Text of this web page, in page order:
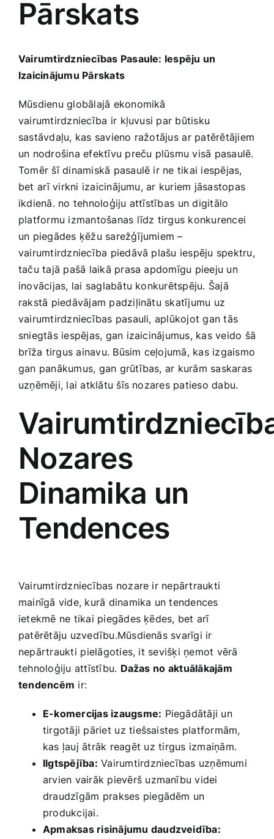
Medicīnas preces
Pakalpojumi
Pārtikas preces
Preces birojam
Preces pieaugušajiem
Rotaļlietas, bērnu preces
Smaržas, kosmētika
Sports, tūrisms un atpūta
TV un Sadzīves tehnika
Zoo preces
Pārskats
Vairumtirdzniecības Pasaule: Iespēju un
Izaicinājumu Pārskats
Mūsdienu globālajā ekonomikā
vairumtirdzniecība ⁣ir ‍kļuvusi par​ būtisku
sastāvdaļu, kas savieno ražotājus ⁤ar patērētājiem
un nodrošina efektīvu preču plūsmu visā pasaulē.
Tomēr šī dinamiskā‌ pasaulē ir ne tikai iespējas,
bet⁢ arī virkni ​izaicinājumu, ar kuriem jāsastopas‍
ikdienā. no tehnoloģiju attīstības ⁢un digitālo
platformu izmantošanas‌ līdz tirgus konkurencei
un piegādes ķēžu sarežģījumiem –
vairumtirdzniecība piedāvā plašu iespēju spektru,
taču tajā pašā laikā prasa apdomīgu pieeju un
inovācijas, lai saglabātu konkurētspēju. Šajā
rakstā ‍piedāvājam padziļinātu skatījumu uz
vairumtirdzniecības pasauli, aplūkojot gan tās
sniegtās iespējas, gan izaicinājumus, kas veido šā
⁤brīža tirgus ‍ainavu. Būsim ceļojumā, kas izgaismo
gan panākumus, gan grūtības, ar kurām‍ saskaras
uzņēmēji, lai atklātu šīs nozares patieso dabu.
Nozares
Dinamika un
Tendences
Vairumtirdzniecības nozare ir nepārtraukti
mainīgā​ vide, kurā dinamika un tendences
ietekmē ne tikai piegādes ķēdes, bet arī
patērētāju uzvedību.Mūsdienās svarīgi ir
nepārtraukti⁣ pielāgoties, it sevišķi ņemot vērā
tehnoloģiju attīstību. Dažas⁢ no aktuālākajām
tendencēm ir:
E-komercijas izaugsme: Piegādātāji un
tirgotāji​ pāriet ⁣uz tiešsaistes platformām,
kas ļauj ātrāk reagēt uz⁢ tirgus ‌izmaiņām.
Ilgtspējība: Vairumtirdzniecības‌ uzņēmumi
arvien vairāk pievērš uzmanību videi
draudzīgām⁢ prakses piegādēm un
produkcijai.
Apmaksas risinājumu daudzveidība: